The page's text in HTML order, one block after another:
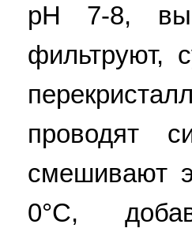
pH 7-8,
фильтруют,
проводят
смешивают
0°C,